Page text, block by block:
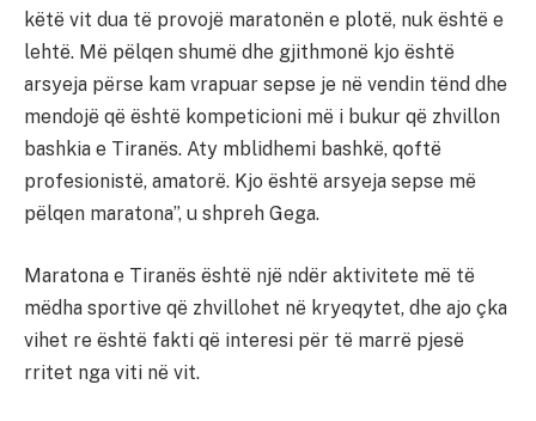
këtë vit dua të provojë maratonën e plotë, nuk është e
lehtë. Më pëlqen shumë dhe gjithmonë kjo është
arsyeja përse kam vrapuar sepse je në vendin tënd dhe
mendojë që është kompeticioni më i bukur që zhvillon
bashkia e Tiranës. Aty mblidhemi bashkë, qoftë
profesionistë, amatorë. Kjo është arsyeja sepse më
pëlqen maratona”, u shpreh Gega.
Maratona e Tiranës është një ndër aktivitete më të
mëdha sportive që zhvillohet në kryeqytet, dhe ajo çka
vihet re është fakti që interesi për të marrë pjesë
rritet nga viti në vit.